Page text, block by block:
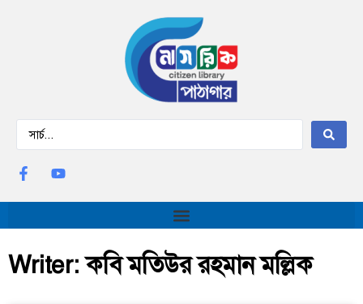
Writer: কবি মতিউর রহমান মল্লিক